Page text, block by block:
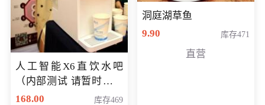
人工智能X6直饮水吧
（内部测试 请暂时不要
购买）
168.00 库存469
洞庭湖草鱼
9.90
库存471
直营